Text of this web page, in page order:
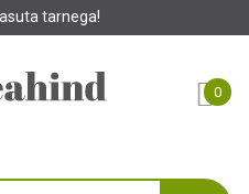
0